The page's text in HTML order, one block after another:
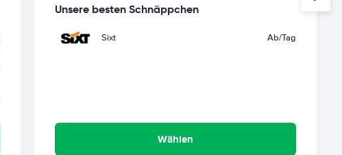
Unsere besten Schnäppchen
Sixt Ab/Tag
Wählen